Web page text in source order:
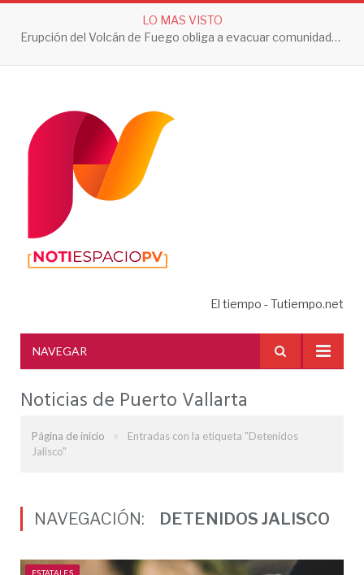
LO MAS VISTO
Erupción del Volcán de Fuego obliga a evacuar comunidades y mantiene en alerta a Guatemala
El tiempo - Tutiempo.net
NAVEGAR
Noticias de Puerto Vallarta
Página de inicio »
Entradas con la etiqueta "Detenidos
Jalisco"
NAVEGACIÓN: DETENIDOS JALISCO
ESTATALES